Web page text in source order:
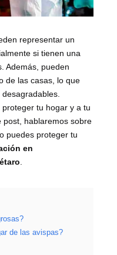
representar un
si tienen una
Además, pueden
de las casas, lo que
tu hogar y a tu
post, hablaremos sobre
puedes proteger tu
en
.
de las avispas?